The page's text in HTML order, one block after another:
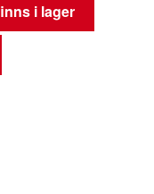
i lager